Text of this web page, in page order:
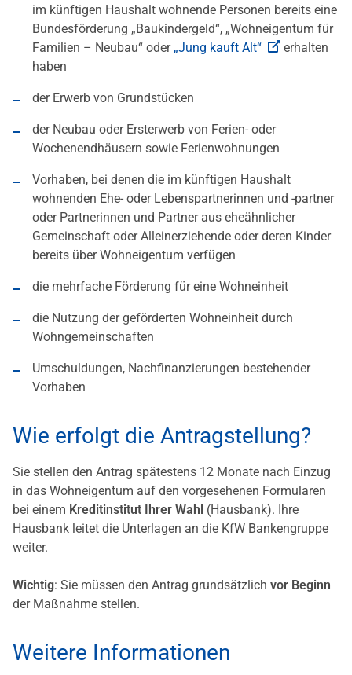
im künftigen Haushalt wohnende Personen bereits eine
Bundesförderung „Baukindergeld“, „Wohneigentum für
Familien – Neubau“ oder „Jung kauft Alt“
erhalten
haben
der Erwerb von Grundstücken
der Neubau oder Ersterwerb von Ferien- oder
Wochenendhäusern sowie Ferienwohnungen
Vorhaben, bei denen die im künftigen Haushalt
wohnenden Ehe- oder Lebenspartnerinnen und -partner
oder Partnerinnen und Partner aus eheähnlicher
Gemeinschaft oder Alleinerziehende oder deren Kinder
bereits über Wohneigentum verfügen
die mehrfache Förderung für eine Wohneinheit
die Nutzung der geförderten Wohneinheit durch
Wohngemeinschaften
Umschuldungen, Nachfinanzierungen bestehender
Vorhaben
Wie erfolgt die Antragstellung?
Sie stellen den Antrag spätestens 12 Monate nach Einzug
in das Wohneigentum auf den vorgesehenen Formularen
bei einem Kreditinstitut Ihrer Wahl (Hausbank). Ihre
Hausbank leitet die Unterlagen an die KfW Bankengruppe
weiter.
Wichtig: Sie müssen den Antrag grundsätzlich vor Beginn
der Maßnahme stellen.
Weitere Informationen